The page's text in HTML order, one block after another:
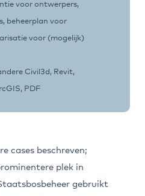
voor ontwerpers,
beheerplan voor
voor (mogelijk)
Civil3d, Revit,
PDF
cases beschreven;
plek in
gebruikt